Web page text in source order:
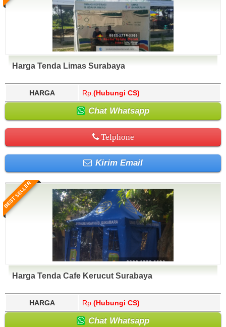
Harga Tenda Limas Surabaya
HARGA Rp. (Hubungi CS)
Chat Whatsapp
Telphone
Kirim Email
BEST SELLER
Harga Tenda Cafe Kerucut Surabaya
HARGA Rp. (Hubungi CS)
Chat Whatsapp